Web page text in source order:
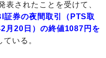
されたことを受けて、
証券の夜間取引（PTS取
月20日）の終値1087円を
ている。